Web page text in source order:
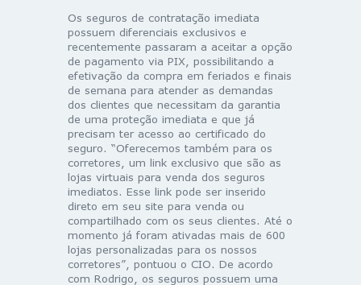
Os seguros de contratação imediata
possuem diferenciais exclusivos e
recentemente passaram a aceitar a opção
de pagamento via PIX, possibilitando a
efetivação da compra em feriados e finais
de semana para atender as demandas
dos clientes que necessitam da garantia
de uma proteção imediata e que já
precisam ter acesso ao certificado do
seguro. “Oferecemos também para os
corretores, um link exclusivo que são as
lojas virtuais para venda dos seguros
imediatos. Esse link pode ser inserido
direto em seu site para venda ou
compartilhado com os seus clientes. Até o
momento já foram ativadas mais de 600
lojas personalizadas para os nossos
corretores”, pontuou o CIO. De acordo
com Rodrigo, os seguros possuem uma